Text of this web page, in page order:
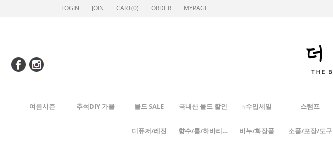
LOGIN JOIN CART(0) ORDER MYPAGE
여름시즌 추석DIY 가을 몰드 SALE 국내산 몰드 할인 ☆수입세일 스탬프
디퓨저/레진 향수/룸/하바리움 비누/화장품 소품/포장/도구